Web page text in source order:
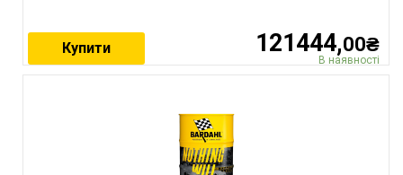
121444,00₴
В наявності
Купити